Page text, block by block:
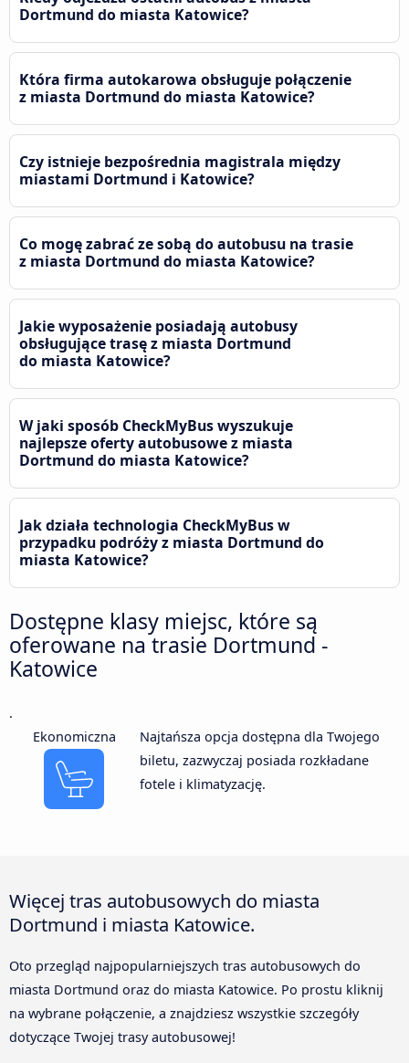
Dortmund do miasta Katowice?
Która firma autokarowa obsługuje połączenie
z miasta Dortmund do miasta Katowice?
Czy istnieje bezpośrednia magistrala między
miastami Dortmund i Katowice?
Co mogę zabrać ze sobą do autobusu na trasie
z miasta Dortmund do miasta Katowice?
Jakie wyposażenie posiadają autobusy
obsługujące trasę z miasta Dortmund
do miasta Katowice?
W jaki sposób CheckMyBus wyszukuje
najlepsze oferty autobusowe z miasta
Dortmund do miasta Katowice?
Jak działa technologia CheckMyBus w
przypadku podróży z miasta Dortmund do
miasta Katowice?
Dostępne klasy miejsc, które są
oferowane na trasie Dortmund -
Katowice
.
Ekonomiczna
Najtańsza opcja dostępna dla Twojego
biletu, zazwyczaj posiada rozkładane
fotele i klimatyzację.
Więcej tras autobusowych do miasta
Dortmund i miasta Katowice.
Oto przegląd najpopularniejszych tras autobusowych do
miasta Dortmund oraz do miasta Katowice. Po prostu kliknij
na wybrane połączenie, a znajdziesz wszystkie szczegóły
dotyczące Twojej trasy autobusowej!